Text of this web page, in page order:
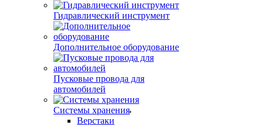
Гидравлический инструмент
Дополнительное оборудование
Пусковые провода для
автомобилей
Системы хранения
Верстаки